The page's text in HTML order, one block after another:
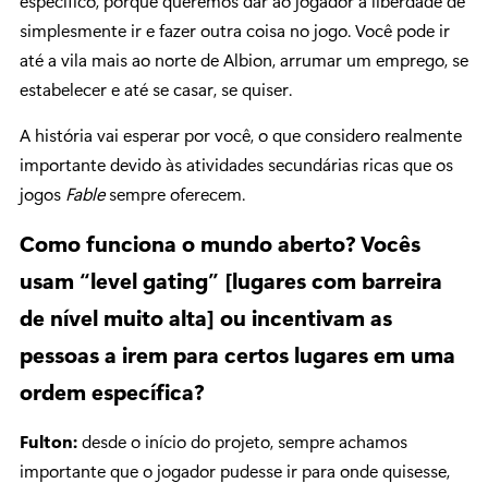
simplesmente ir e fazer outra coisa no jogo. Você pode ir
até a vila mais ao norte de Albion, arrumar um emprego, se
estabelecer e até se casar, se quiser.
A história vai esperar por você, o que considero realmente
importante devido às atividades secundárias ricas que os
jogos Fablesempre oferecem.
Como funciona o mundo aberto? Vocês
usam “level gating” [lugares com barreira
de nível muito alta] ou incentivam as
pessoas a irem para certos lugares em uma
ordem específica?
Fulton:desde o início do projeto, sempre achamos
importante que o jogador pudesse ir para onde quisesse,